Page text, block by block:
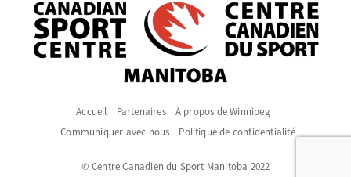
Accueil Partenaires
À propos de Winnipeg
Communiquer avec nous
Politique de confidentialité
© Centre Canadien du Sport Manitoba 2022